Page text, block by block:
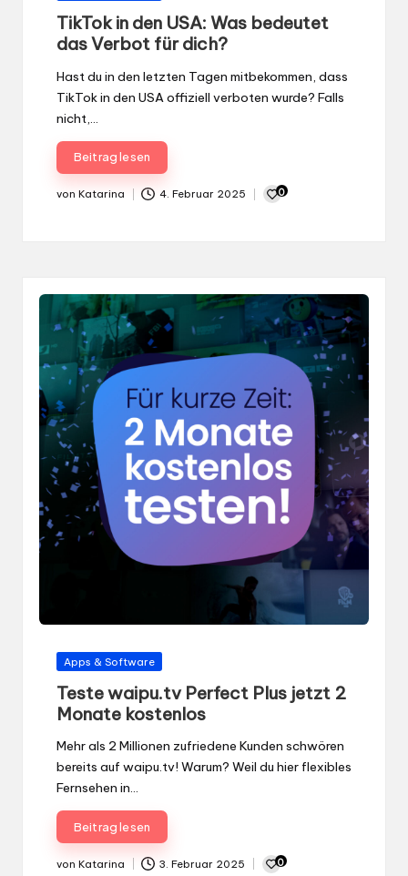
TikTok in den USA: Was bedeutet
das Verbot für dich?
Hast du in den letzten Tagen mitbekommen, dass
TikTok in den USA offiziell verboten wurde? Falls
nicht,…
Beitrag lesen
von Katarina 4. Februar 2025 0
Gepostet
Apps & Software
Teste waipu.tv Perfect Plus jetzt 2
Monate kostenlos
Mehr als 2 Millionen zufriedene Kunden schwören
bereits auf waipu.tv! Warum? Weil du hier flexibles
Fernsehen in…
Beitrag lesen
Gepostet
von Katarina 3. Februar 2025 0